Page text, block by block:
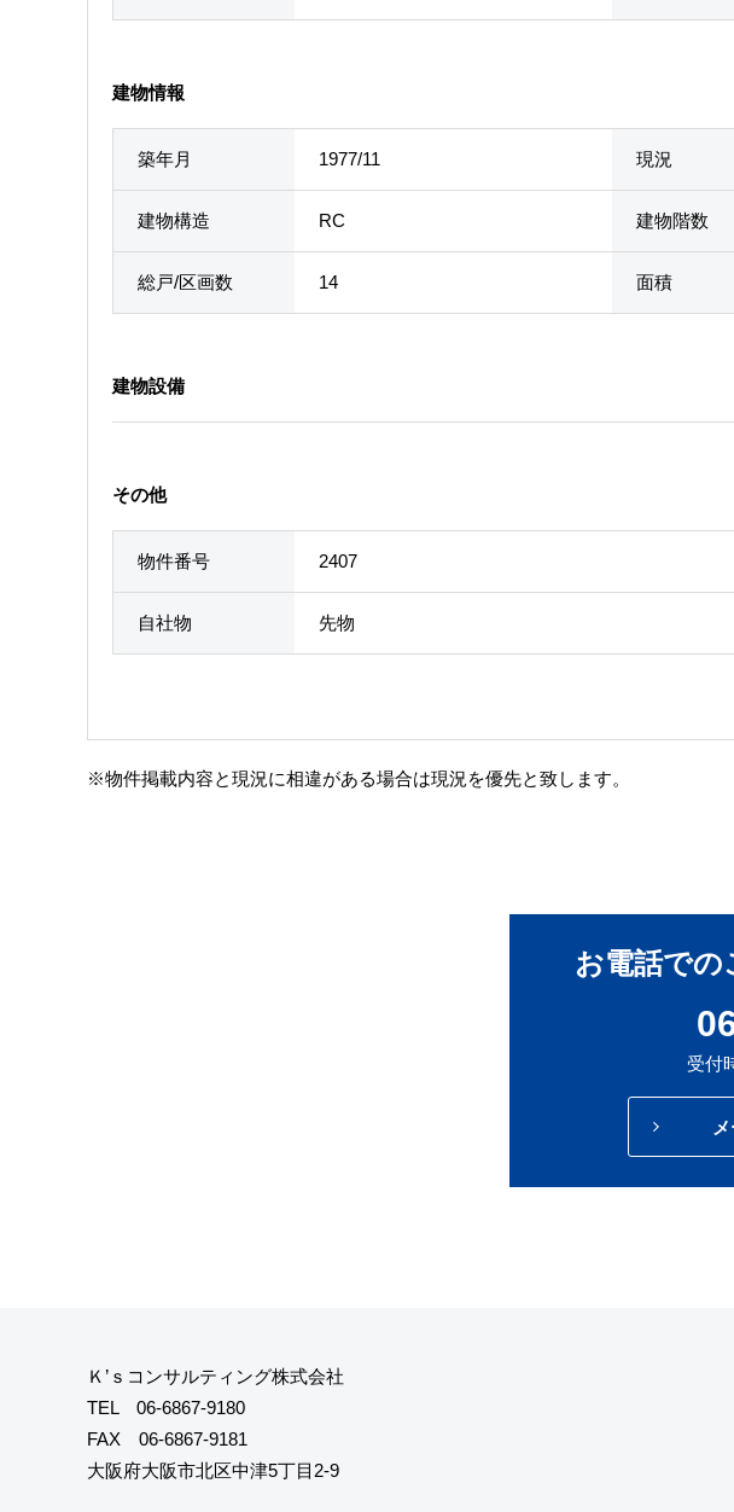
建物情報
築年月 1977/11 現況
建物構造 RC 建物階数
総戸/区画数 14 面積
建物設備
その他
物件番号 2407
自社物 先物
※物件掲載内容と現況に相違がある場合は現況を優先と致します。
お電話での
受付
Ｋ’ｓコンサルティング株式会社
TEL 06-6867-9180
FAX 06-6867-9181
大阪府大阪市北区中津5丁目2-9